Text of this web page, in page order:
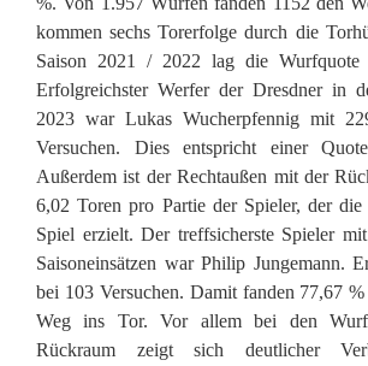
kommen sechs Torerfolge durch die
Saison 2021 / 2022 lag die
Erfolgreichster Werfer der Dresdner in
2023 war Lukas Wucherpfennig mit
Versuchen. Dies entspricht einer
Außerdem ist der Rechtaußen mit der
6,02 Toren pro Partie der Spieler, der
Spiel erzielt. Der treffsicherste Spieler
Saisoneinsätzen war Philip Jungemann.
bei 103 Versuchen. Damit fanden 77,67
Weg ins Tor. Vor allem bei den
Rückraum zeigt sich deutlicher